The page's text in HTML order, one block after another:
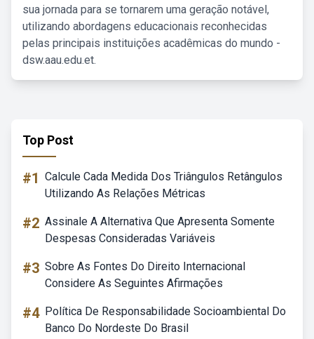
sua jornada para se tornarem uma geração notável,
utilizando abordagens educacionais reconhecidas
pelas principais instituições acadêmicas do mundo -
dsw.aau.edu.et.
Top Post
#1 Calcule Cada Medida Dos Triângulos Retângulos
Utilizando As Relações Métricas
#2 Assinale A Alternativa Que Apresenta Somente
Despesas Consideradas Variáveis
#3 Sobre As Fontes Do Direito Internacional
Considere As Seguintes Afirmações
#4 Política De Responsabilidade Socioambiental Do
Banco Do Nordeste Do Brasil